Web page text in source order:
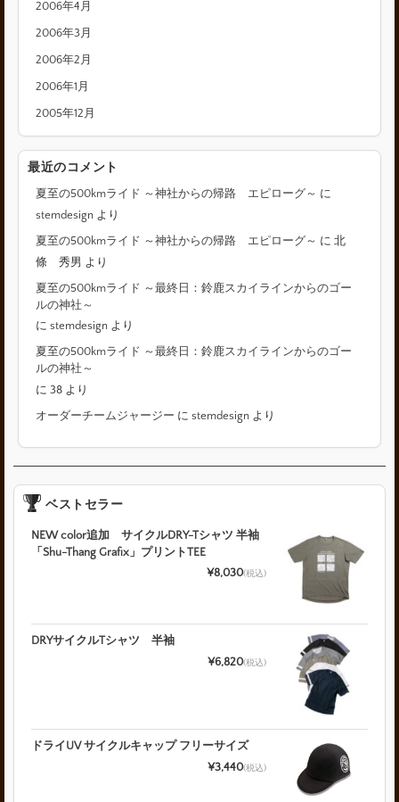
2006年4月
2006年3月
2006年2月
2006年1月
2005年12月
最近のコメント
夏至の500kmライド ～神社からの帰路 エピローグ～ に
stemdesign より
夏至の500kmライド ～神社からの帰路 エピローグ～ に北
條 秀男 より
夏至の500kmライド ～最終日：鈴鹿スカイラインからのゴー
ルの神社～
にstemdesign より
夏至の500kmライド ～最終日：鈴鹿スカイラインからのゴー
ルの神社～
に38 より
オーダーチームジャージー にstemdesign より
ベストセラー
NEW color追加 サイクルDRY-Tシャツ 半袖
「Shu-Thang Grafix」プリントTEE
¥8,030(税込)
DRYサイクルTシャツ 半袖
¥6,820(税込)
ドライUV サイクルキャップ フリーサイズ
¥3,440(税込)